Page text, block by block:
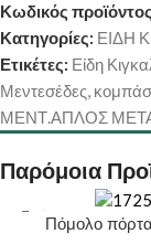
Κωδικός
Κατηγορίες: ΕΙΔΗ
Ετικέτες: Είδη
Μεντεσέδες,
ΜΕΝΤ.ΑΠΛΟΣ
Παρόμοια
Πόμολο